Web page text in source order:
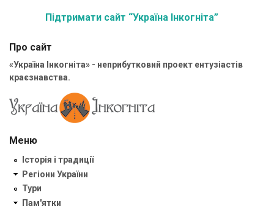
Підтримати сайт “Україна Інкогніта”
Про сайт
«Україна Інкогніта» - неприбутковий проект ентузіастів
краєзнавства.
Меню
Історія і традиції
Регіони України
Тури
Пам'ятки